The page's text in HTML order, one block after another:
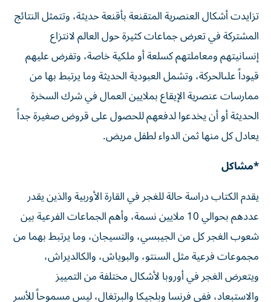
تزايدت أشكال العنصرية المتقنعة بأقنعة حديثة، وتتمثل النتائج
المشتركة في تعرض جماعات كثيرة حول العالم لانتزاع
إنسانيتهم ومعاملتهم كسلعة أو ملكية خاصة، وتفرض عليهم
قيوداً علىالحركة، وتشمل العبودية الحديثة وما يرتبط بها من
ممارسات عنصرية الإيقاع بملايين العمال في شرك السخرة
الحديثة أو أن يخدعوا لدفعهم للحصول على قروض صغيرة جداً
يعادل كل منها ثمن الدواء لطفل مريض.
*مشاكل
يقدم الكتاب دراسة حالة للغجر في القارة الأوربية والذين يقدر
عددهم بحوالي 10 ملايين نسمة، وأهم الجماعات الفرعية بين
شعوب الغجر كل من الجيبسي، والتسيجان، وما يرتبط بهما من
مجموعات فرعية مثل السنتو، والبوياش، والكالديراش،
ويتعرض الغجر في أوروبا لأشكال مختلفة من التمييز
والاستبعاد، ففي فرنسا وبلجيكا والبرتغال، ليس مسموحاً للأسر